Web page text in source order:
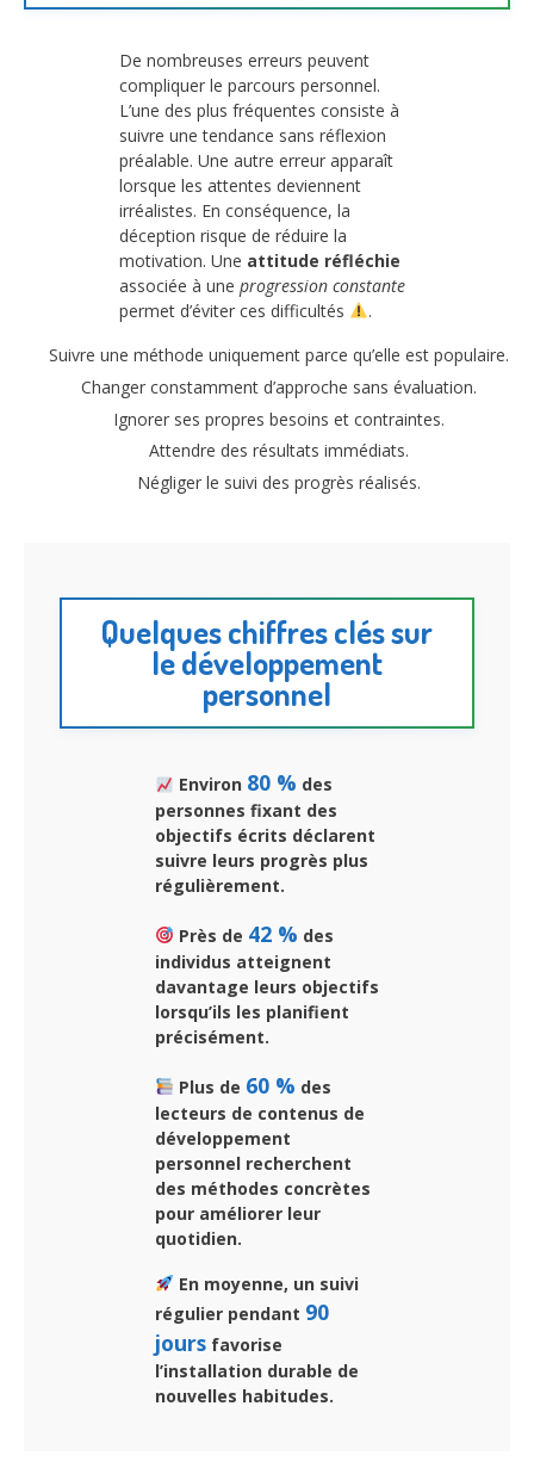
De nombreuses erreurs peuvent
compliquer le parcours personnel.
L’une des plus fréquentes consiste à
suivre une tendance sans réflexion
préalable. Une autre erreur apparaît
lorsque les attentes deviennent
irréalistes. En conséquence, la
déception risque de réduire la
motivation. Une attitude réfléchie
associée à une progression constante
permet d’éviter ces difficultés
.
Suivre une méthode uniquement parce qu’elle est populaire.
Changer constamment d’approche sans évaluation.
Ignorer ses propres besoins et contraintes.
Attendre des résultats immédiats.
Négliger le suivi des progrès réalisés.
Quelques chiffres clés sur
le développement
personnel
Environ 80 % des
personnes fixant des
objectifs écrits déclarent
suivre leurs progrès plus
régulièrement.
Près de 42 % des
individus atteignent
davantage leurs objectifs
lorsqu’ils les planifient
précisément.
Plus de 60 % des
lecteurs de contenus de
développement
personnel recherchent
des méthodes concrètes
pour améliorer leur
quotidien.
En moyenne, un suivi
régulier pendant 90
jours favorise
l’installation durable de
nouvelles habitudes.